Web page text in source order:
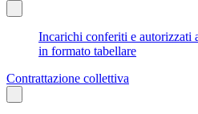
Incarichi conferiti e autorizzati
in formato tabellare
Contrattazione collettiva